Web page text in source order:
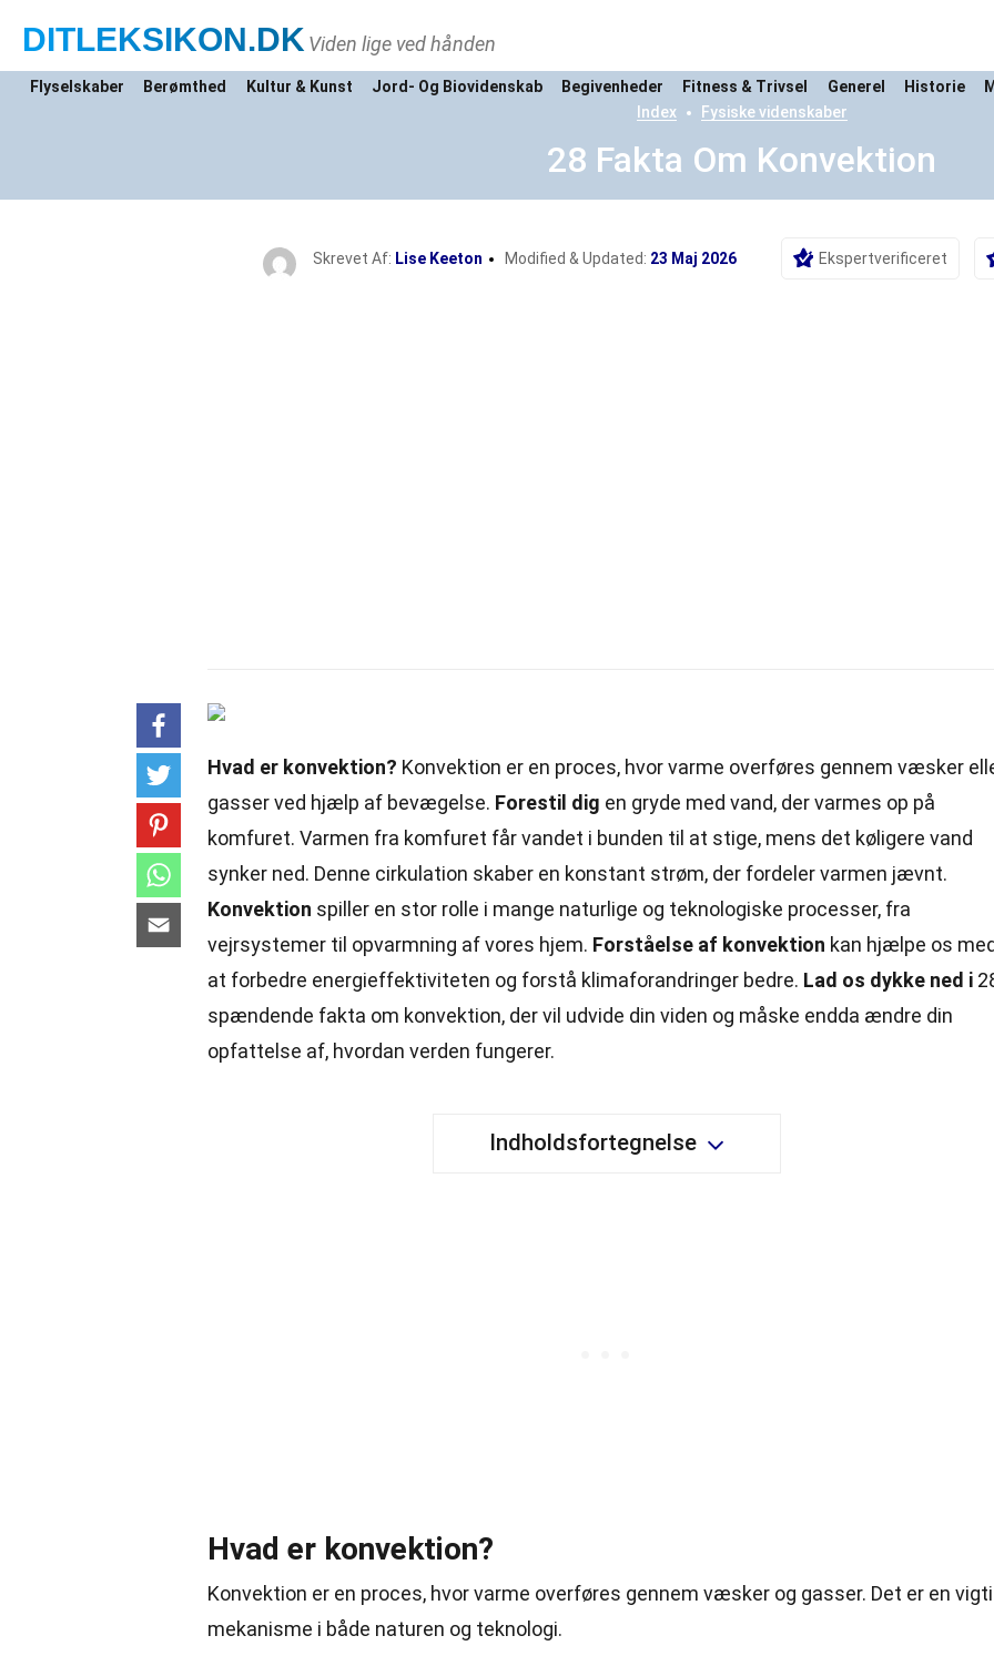
DITLEKSIKON.DK Viden lige ved hånden
Flyselskaber Berømthed Kultur & Kunst Jord- Og Biovidenskab Begivenheder Fitness & Trivsel Generel Historie
Index
Fysiske videnskaber
28 Fakta Om Konvektion
Skrevet Af: Lise Keeton Modified & Updated: 23 Maj 2026 Ekspertverificeret
Hvad er konvektion? Konvektion er en proces, hvor varme overføres gennem væsker
gasser ved hjælp af bevægelse. Forestil dig en gryde med vand, der varmes op på
komfuret. Varmen fra komfuret får vandet i bunden til at stige, mens det køligere vand
synker ned. Denne cirkulation skaber en konstant strøm, der fordeler varmen jævnt.
Konvektion spiller en stor rolle i mange naturlige og teknologiske processer, fra
vejrsystemer til opvarmning af vores hjem. Forståelse af konvektion kan hjælpe os
at forbedre energieffektiviteten og forstå klimaforandringer bedre. Lad os dykke ned i
spændende fakta om konvektion, der vil udvide din viden og måske endda ændre din
opfattelse af, hvordan verden fungerer.
Indholdsfortegnelse
Hvad er konvektion?
Konvektion er en proces, hvorvarme overføres gennem væsker og gasser. Det er en
mekanisme i både naturen og teknologi.